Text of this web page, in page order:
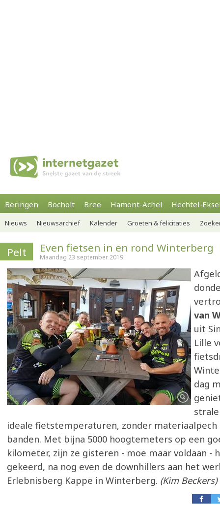
Beringen Bocholt Bree Hamont-Achel Hechtel-
Nieuws Nieuwsarchief Kalender Groeten & felicitaties
Pelt Even fietsen in en rond Winterberg
Maandag 23 september 2019
van
uit
Lille
dag
ideale fietstemperaturen, zonder
banden. Met bijna 5000 hoogtemeters op een
kilometer, zijn ze gisteren - moe maar voldaan -
gekeerd, na nog even de downhillers aan het
Erlebnisberg Kappe in Winterberg. (Kim Beckers)